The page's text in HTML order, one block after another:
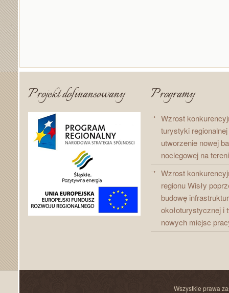
Projekt dofinansowany Programy
Wzrost
turystyki
utworzenie nowej
noclegowej na
Wzrost
regionu Wisły
budowę
okołoturystycznej i
nowych miejsc
Wszystkie prawa